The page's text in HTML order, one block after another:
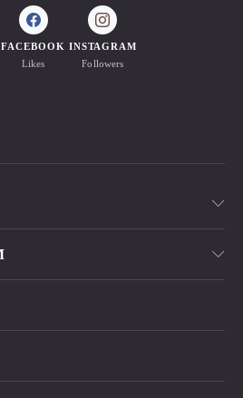
FACEBOOK
Likes
INSTAGRAM
Followers